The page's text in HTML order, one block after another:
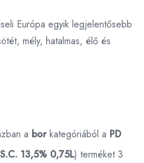
Európa egyik legjelentősebb
mély, hatalmas, élő és
a borkategóriából a PD
13,5% 0,75L) terméket 3